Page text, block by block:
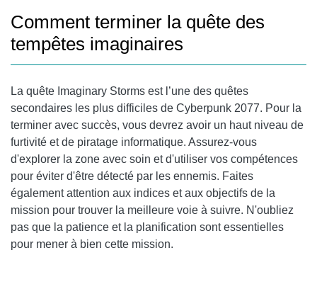
Comment terminer la quête des
tempêtes imaginaires
La quête Imaginary Storms est l’une des quêtes
secondaires les plus difficiles de Cyberpunk 2077. Pour la
terminer avec succès, vous devrez avoir un haut niveau de
furtivité et de piratage informatique. Assurez-vous
d'explorer la zone avec soin et d'utiliser vos compétences
pour éviter d'être détecté par les ennemis. Faites
également attention aux indices et aux objectifs de la
mission pour trouver la meilleure voie à suivre. N'oubliez
pas que la patience et la planification sont essentielles
pour mener à bien cette mission.